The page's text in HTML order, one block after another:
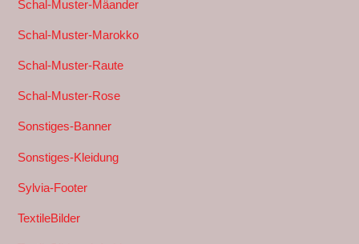
Schal-Muster-Mäander
Schal-Muster-Marokko
Schal-Muster-Raute
Schal-Muster-Rose
Sonstiges-Banner
Sonstiges-Kleidung
Sylvia-Footer
TextileBilder